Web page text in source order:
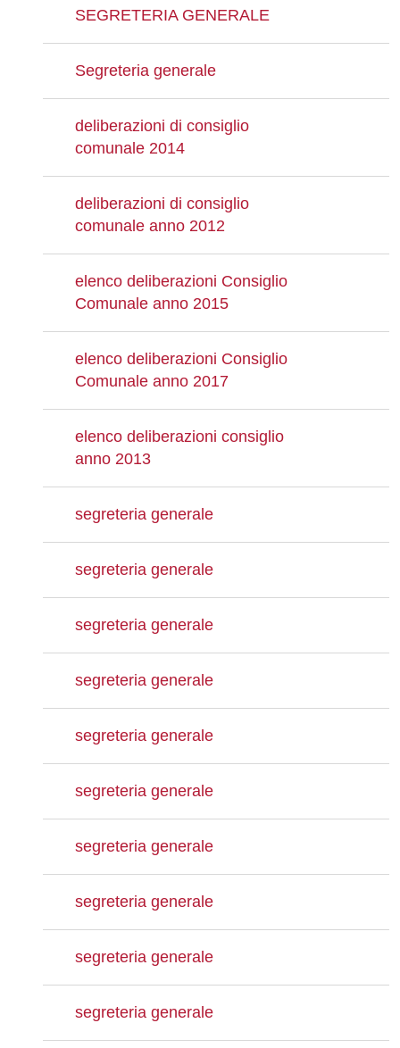
SEGRETERIA GENERALE
Segreteria generale
deliberazioni di consiglio
comunale 2014
deliberazioni di consiglio
comunale anno 2012
elenco deliberazioni Consiglio
Comunale anno 2015
elenco deliberazioni Consiglio
Comunale anno 2017
elenco deliberazioni consiglio
anno 2013
segreteria generale
segreteria generale
segreteria generale
segreteria generale
segreteria generale
segreteria generale
segreteria generale
segreteria generale
segreteria generale
segreteria generale